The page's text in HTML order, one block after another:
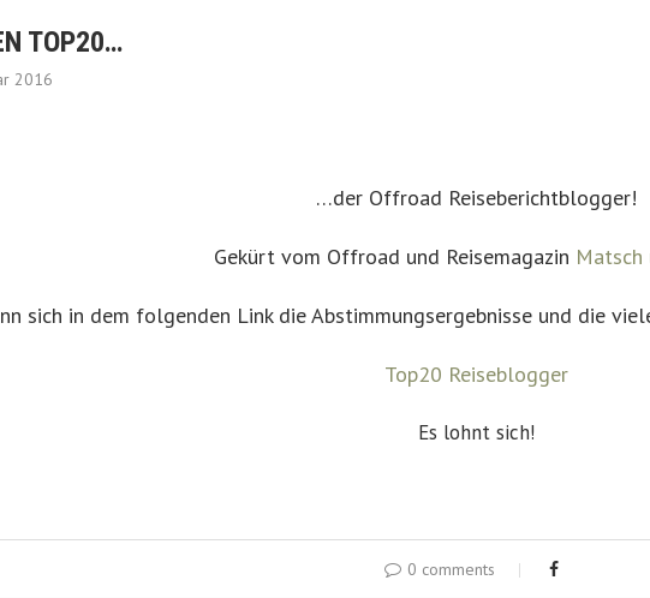
TOP20…
2016
…der Offroad Reiseberichtblogger!
Gekürt vom Offroad und Reisemagazin Matsch
sich in dem folgenden Link die Abstimmungsergebnisse und die
Top20 Reiseblogger
Es lohnt sich!
0 comments